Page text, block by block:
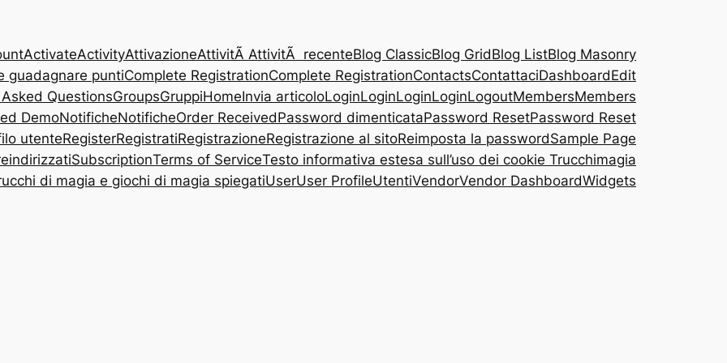
ActivateActivityAttivazioneAttivitÃ AttivitÃ recenteBlog ClassicBlog GridBlog ListBlog Masonry
guadagnare puntiComplete RegistrationComplete RegistrationContactsContattaciDashboardEdit
QuestionsGroupsGruppiHomeInvia articoloLoginLoginLoginLoginLogoutMembersMembers
DemoNotificheNotificheOrder ReceivedPassword dimenticataPassword ResetPassword Reset
utenteRegisterRegistratiRegistrazioneRegistrazione al sitoReimposta la passwordSample Page
SubscriptionTerms of ServiceTesto informativa estesa sull’uso dei cookie Trucchimagia
di magia e giochi di magia spiegatiUserUser ProfileUtentiVendorVendor DashboardWidgets